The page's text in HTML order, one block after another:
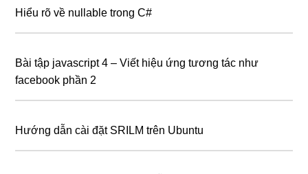
Hiểu rõ về nullable trong C#
Bài tập javascript 4 – Viết hiệu ứng tương tác như
facebook phần 2
Hướng dẫn cài đặt SRILM trên Ubuntu